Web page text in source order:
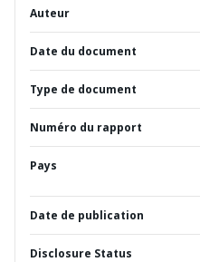
Auteur
Date du document
Type de document
Numéro du rapport
Pays
Date de publication
Disclosure Status